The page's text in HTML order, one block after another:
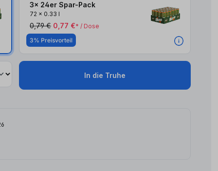
3x 24er Spar-Pack
72 x 0.33 l
0,79 € 0,77 €* / Dose
3% Preisvorteil
In die Truhe